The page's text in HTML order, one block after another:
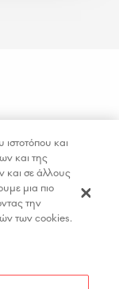
ιστοτόπου και
και της
και σε άλλους
μια πιο
την
των cookies.